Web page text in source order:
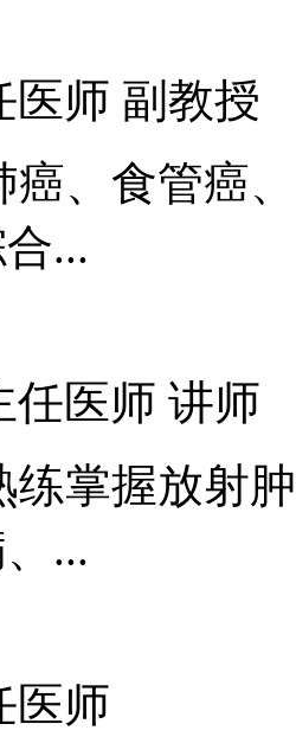
医师 副教授
癌、食管癌
...
任医师 讲师
练掌握放射
...
医师